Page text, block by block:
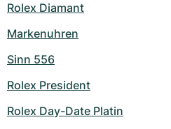
Rolex Diamant
Markenuhren
Sinn 556
Rolex President
Rolex Day-Date Platin